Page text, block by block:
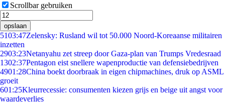
Scrollbar gebruiken
opslaan
5103:47Zelensky: Rusland wil tot 50.000 Noord-Koreaanse militairen
inzetten
2903:23Netanyahu zet streep door Gaza-plan van Trumps Vredesraad
1302:37Pentagon eist snellere wapenproductie van defensiebedrijven
4901:28China boekt doorbraak in eigen chipmachines, druk op ASML
groeit
601:25Kleurrecessie: consumenten kiezen grijs en beige uit angst voor
waardeverlies